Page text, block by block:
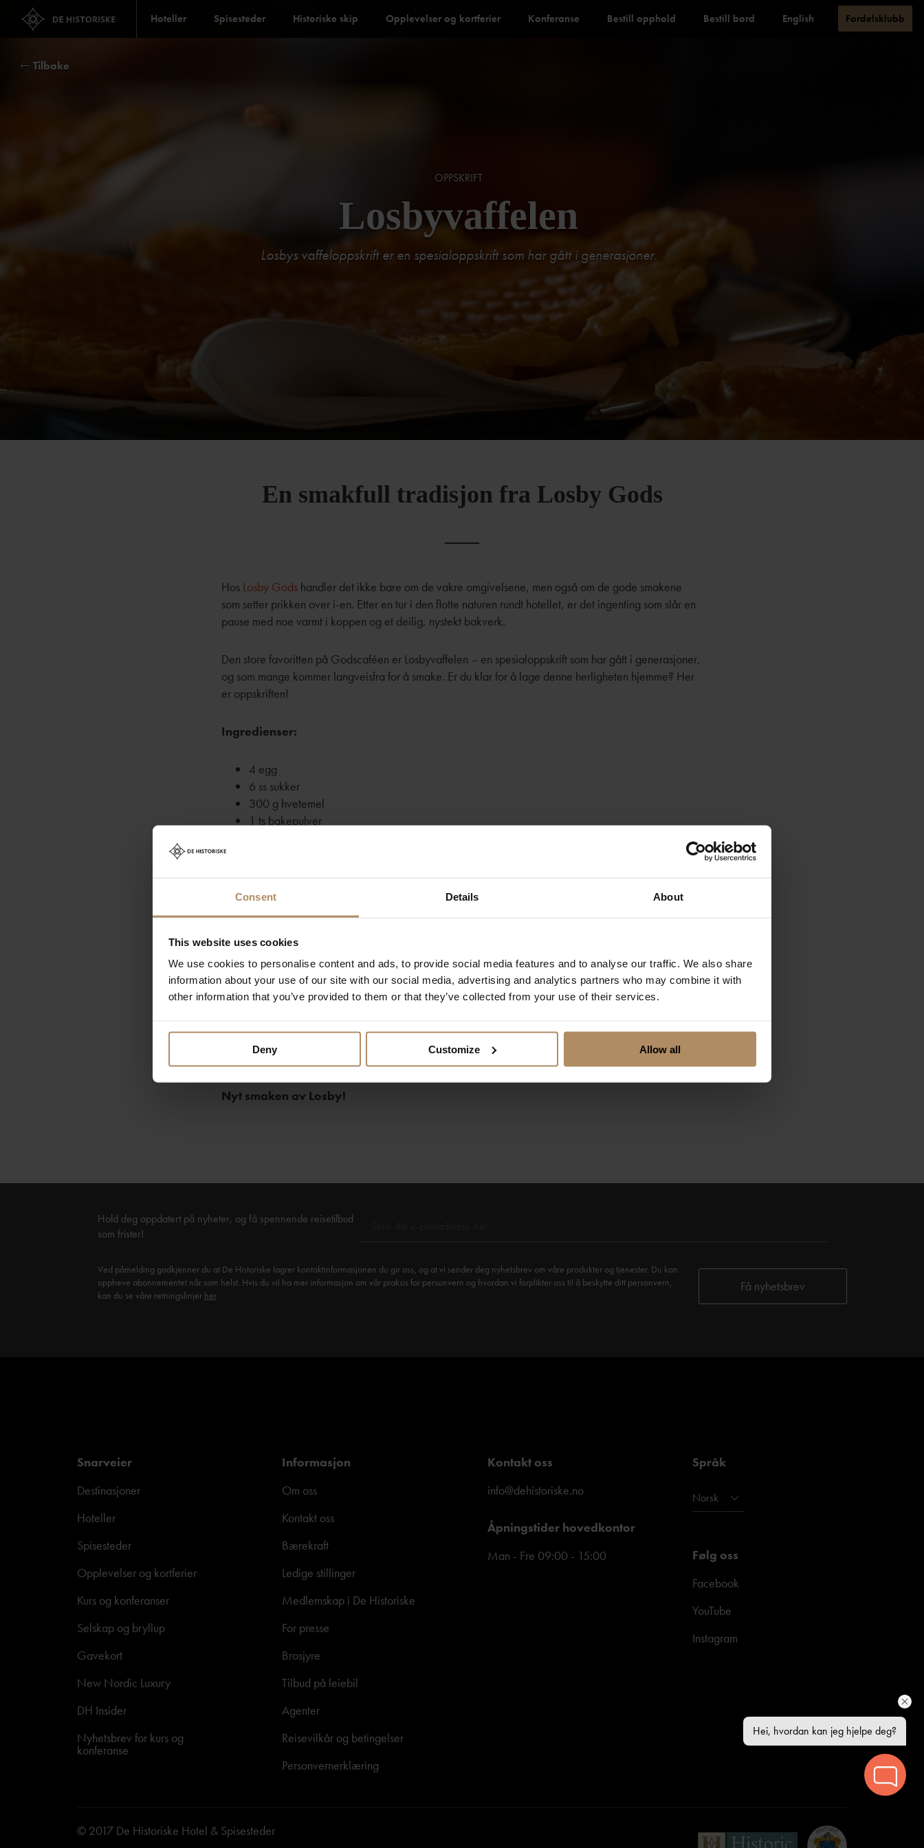
Consent Details About
This website uses cookies
We use cookies to personalise content and ads, to provide social media features and to analyse our traffic. We also share
information about your use of our site with our social media, advertising and analytics partners who may combine it with
other information that you’ve provided to them or that they’ve collected from your use of their services.
Deny Customize Allow all
Hoteller Spisesteder Historiske skip Opplevelser og kortferier Konferanse Bestill opphold Bestill bord English Fordelsklubb
Tilbake
OPPSKRIFT
Losbyvaffelen
Losbys vaffeloppskrift er en spesialoppskrift som har gått i generasjoner.
En smakfull tradisjon fra Losby Gods
Hos Losby Gods handler det ikke bare om de vakre omgivelsene, men også om de gode smakene
som setter prikken over i-en. Etter en tur i den flotte naturen rundt hotellet, er det ingenting som slår en
pause med noe varmt i koppen og et deilig, nystekt bakverk.
Den store favoritten på Godscaféen er Losbyvaffelen – en spesialoppskrift som har gått i generasjoner,
og som mange kommer langveisfra for å smake. Er du klar for å lage denne herligheten hjemme? Her
er oppskriften!
Ingredienser:
4 egg
6 ss sukker
300 g hvetemel
1 ts bakepulver
Pisk eggene og sukkeret til en luftig eggedosis.
Bland de tørre ingrediensene (mel, bakepulver, vaniljesukker og kardemomme).
Smelt smøret og bland det med melk.
Stek vaflene gyldne og sprø – og server dem med det du liker best, for eksempel rømme, brunost
og hjemmelaget syltetøy!
Nyt smaken av Losby!
Hold deg oppdatert på nyheter, og få spennende reisetilbud
som frister!
Ved påmelding godkjenner du at De Historiske lagrer kontaktinformasjonen du gir oss, og at vi sender deg nyhetsbrev om våre produkter og tjenester. Du kan
oppheve abonnementet når som helst. Hvis du vil ha mer informasjon om vår praksis for personvern og hvordan vi forplikter oss til å beskytte ditt personvern,
kan du se våre retningslinjer her.
Snarveier
Destinasjoner
Hoteller
Spisesteder
Opplevelser og kortferier
Kurs og konferanser
Selskap og bryllup
Gavekort
New Nordic Luxury
DH Insider
Nyhetsbrev for kurs og
konferanse
Informasjon
Om oss
Kontakt oss
Bærekraft
Ledige stillinger
Medlemskap i De Historiske
For presse
Brosjyre
Tilbud på leiebil
Agenter
Reisevilkår og betingelser
Personvernerklæring
Kontakt oss
info@dehistoriske.no
Åpningstider hovedkontor
Man - Fre 09:00 - 15:00
Språk
Norsk
Følg oss
Facebook
YouTube
Instagram
© 2017 De Historiske Hotel & Spisesteder
Hei, hvordan kan jeg hjelpe deg?